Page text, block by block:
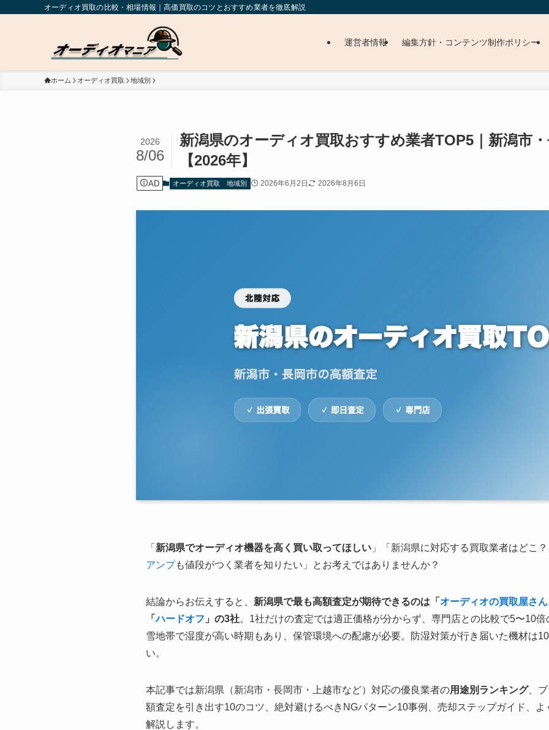
オーディオ買取の比較・相場情報｜高価買取のコツとおすすめ業者を徹底解説
運営者情報 編集方針・コンテンツ制作ポリシー
ホーム オーディオ買取 地域別
新潟県のオーディオ買取おすすめ業者TOP5｜新潟市
【2026年】
2026
8/06
AD オーディオ買取 地域別 2026年6月2日 2026年8月6日
「 新潟県でオーディオ機器を高く買い取ってほしい 」「新潟県に対応する買取業者はどこ
アンプも値段がつく業者を知りたい」とお考えではありませんか？
結論からお伝えすると、 新潟県で最も高額査定が期待できるのは「 オーディオの買取屋さん
「ハードオフ 」の3社。1社だけの査定では適正価格が分からず、専門店との比較で5〜10
雪地帯で湿度が高い時期もあり、保管環境への配慮が必要。防湿対策が行き届いた機材は
い。
本記事では新潟県（新潟市・長岡市・上越市など）対応の優良業者の用途別ランキング、
額査定を引き出す10のコツ、絶対避けるべきNGパターン10事例、売却ステップガイド、
解説します。